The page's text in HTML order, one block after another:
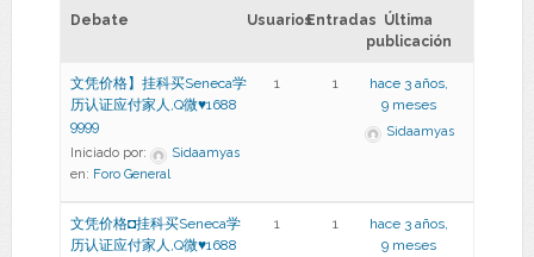
Debate UsuariosEntradas Última
publicación
文凭价格】挂科买Seneca学
历认证应付家人,Q微♥1688
9999
Iniciado por:
Sidaamyas
en: Foro General
1 1
hace 3 años,
9 meses
Sidaamyas
文凭价格◘挂科买Seneca学
历认证应付家人,Q微♥1688
1 1
hace 3 años,
9 meses